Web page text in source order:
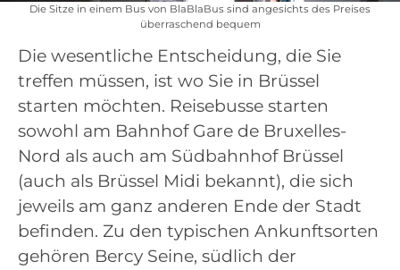
Die Sitze in einem Bus von BlaBlaBus sind angesichts des Preises
überraschend bequem
Die wesentliche Entscheidung, die Sie
treffen müssen, ist wo Sie in Brüssel
starten möchten. Reisebusse starten
sowohl am Bahnhof Gare de Bruxelles-
Nord als auch am Südbahnhof Brüssel
(auch als Brüssel Midi bekannt), die sich
jeweils am ganz anderen Ende der Stadt
befinden. Zu den typischen Ankunftsorten
gehören Bercy Seine, südlich der